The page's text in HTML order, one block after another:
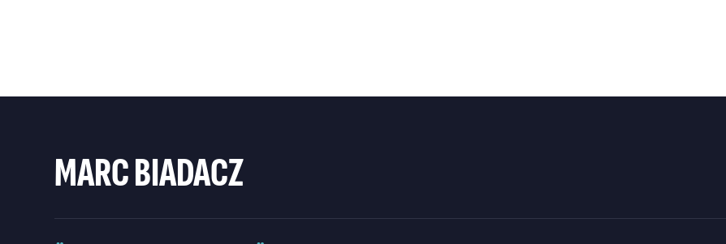
MARC BIADACZ